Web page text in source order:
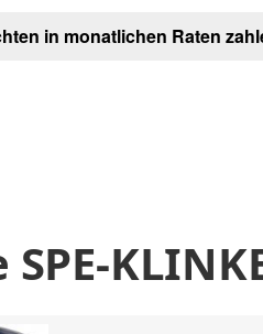
in monatlichen Raten